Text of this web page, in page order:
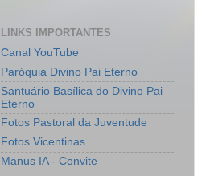
LINKS IMPORTANTES
Canal YouTube
Paróquia Divino Pai Eterno
Santuário Basílica do Divino Pai
Eterno
Fotos Pastoral da Juventude
Fotos Vicentinas
Manus IA - Convite